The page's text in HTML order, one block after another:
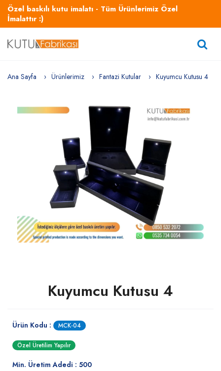
Özel baskılı kutu imalatı - Tüm Ürünlerimiz Özel
İmalattır :)
Ana Sayfa Ürünlerimiz Fantazi Kutular Kuyumcu Kutusu 4
Kuyumcu Kutusu 4
Ürün Kodu : MCK-04
Özel Üretilim Yapılır
Min. Üretim Adedi : 500